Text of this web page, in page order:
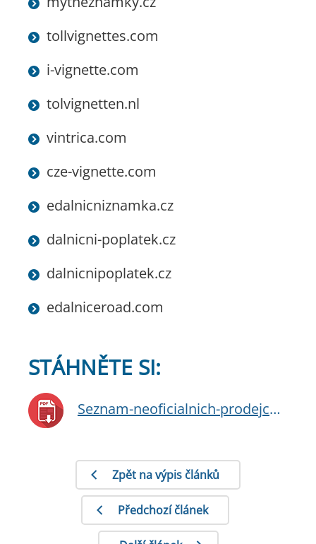
tollvignettes.com
i-vignette.com
tolvignetten.nl
vintrica.com
cze-vignette.com
edalnicniznamka.cz
dalnicni-poplatek.cz
dalnicnipoplatek.cz
edalniceroad.com
STÁHNĚTE SI:
Seznam-neoficialnich-prodejcu-dalnicnich-znamek-25-6-2026
Zpět na výpis článků
Předchozí článek